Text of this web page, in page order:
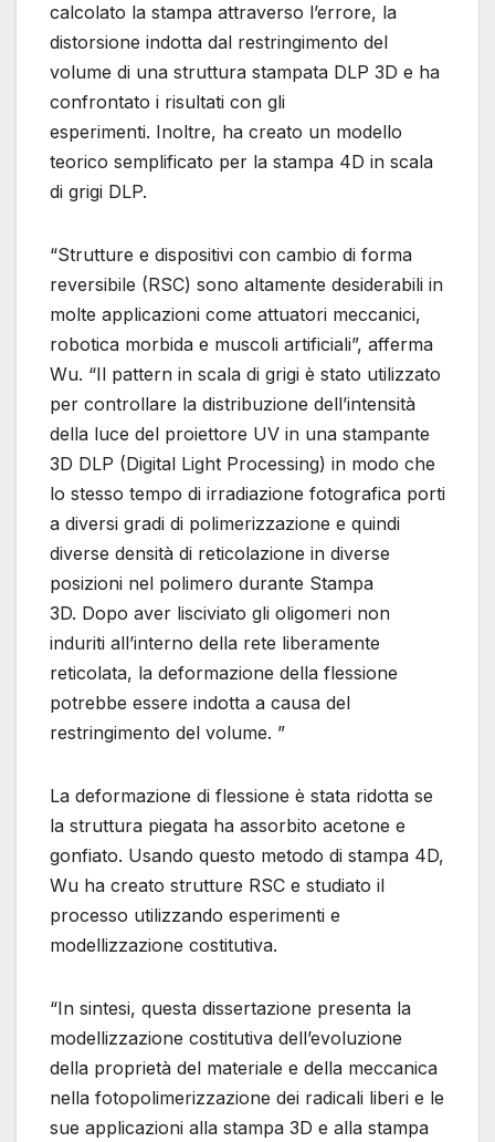
calcolato la stampa attraverso l’errore, la
distorsione indotta dal restringimento del
volume di una struttura stampata DLP 3D e ha
confrontato i risultati con gli
esperimenti. Inoltre, ha creato un modello
teorico semplificato per la stampa 4D in scala
di grigi DLP.
“Strutture e dispositivi con cambio di forma
reversibile (RSC) sono altamente desiderabili in
molte applicazioni come attuatori meccanici,
robotica morbida e muscoli artificiali”, afferma
Wu. “Il pattern in scala di grigi è stato utilizzato
per controllare la distribuzione dell’intensità
della luce del proiettore UV in una stampante
3D DLP (Digital Light Processing) in modo che
lo stesso tempo di irradiazione fotografica porti
a diversi gradi di polimerizzazione e quindi
diverse densità di reticolazione in diverse
posizioni nel polimero durante Stampa
3D. Dopo aver lisciviato gli oligomeri non
induriti all’interno della rete liberamente
reticolata, la deformazione della flessione
potrebbe essere indotta a causa del
restringimento del volume. ”
La deformazione di flessione è stata ridotta se
la struttura piegata ha assorbito acetone e
gonfiato. Usando questo metodo di stampa 4D,
Wu ha creato strutture RSC e studiato il
processo utilizzando esperimenti e
modellizzazione costitutiva.
“In sintesi, questa dissertazione presenta la
modellizzazione costitutiva dell’evoluzione
della proprietà del materiale e della meccanica
nella fotopolimerizzazione dei radicali liberi e le
sue applicazioni alla stampa 3D e alla stampa